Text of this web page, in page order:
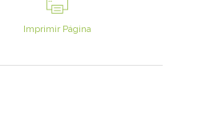
Imprimir Página